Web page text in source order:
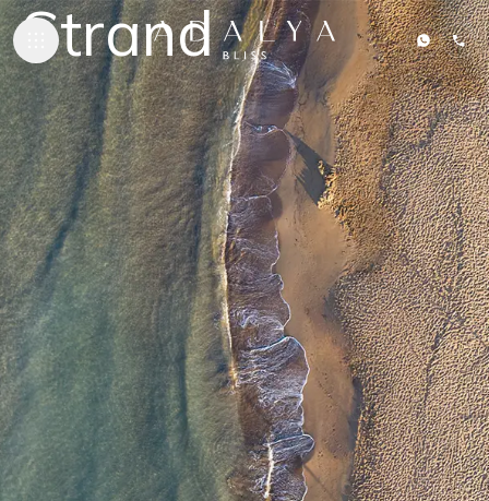
UNTERKUNFT
GASTRONOMIE
STRAND &
SPA &
KONTAKT
ADALYA HOTELS
Adalya Bliss
Adalya Elite Lara
Adalya Ocean Deluxe
Adalya Art Side
Strand